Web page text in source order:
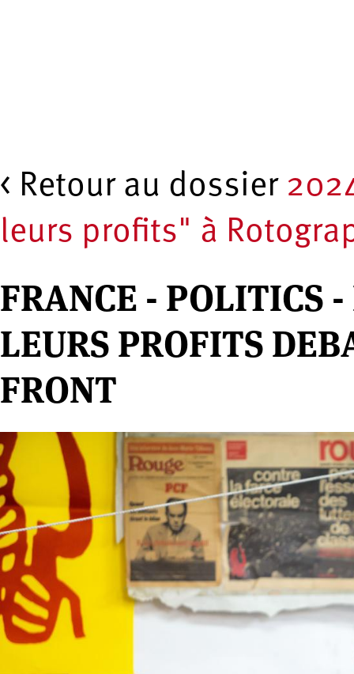
< Retour au dossier
leurs profits" à
FRANCE - POLITICS
LEURS PROFITS
FRONT